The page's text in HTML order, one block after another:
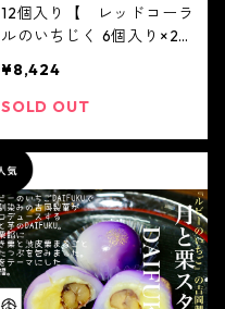
12個入り【 レッドコーラ
ルのいちじく 6個入り×2
須 ジュエリーボックス
いちご DAIFUKU
spring 春 イチゴ 大
福 フルーツ大福 お取り
寄せ テレビで話題
¥8,424
SOLD OUT